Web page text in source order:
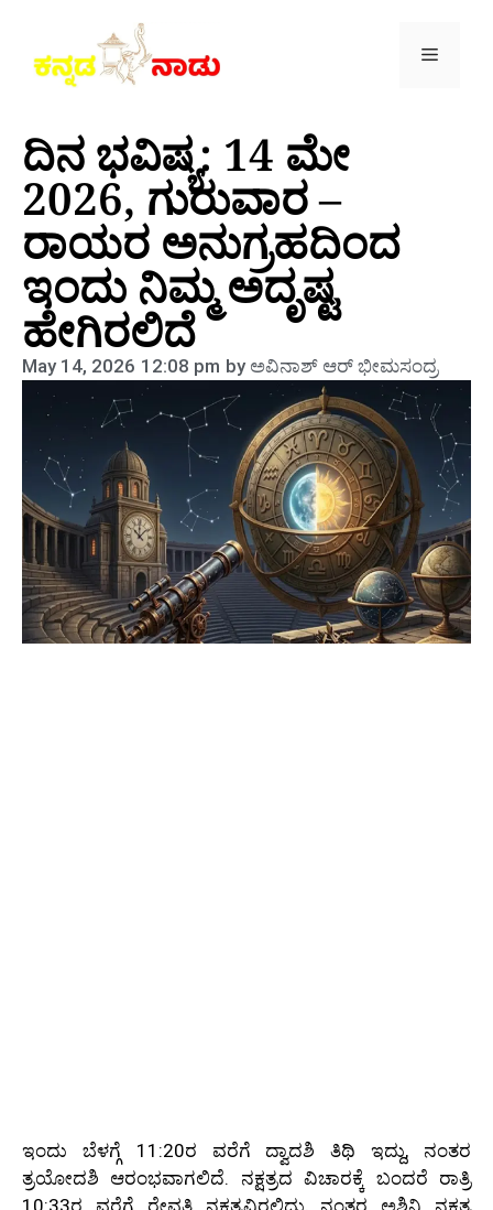
ದಿನ ಭವಿಷ್ಯ: 14 ಮೇ
2026, ಗುರುವಾರ –
ರಾಯರ ಅನುಗ್ರಹದಿಂದ
ಇಂದು ನಿಮ್ಮ ಅದೃಷ್ಟ
ಹೇಗಿರಲಿದೆ
May 14, 2026 12:08 pm byಅವಿನಾಶ್‌ ಆರ್‌ ಭೀಮಸಂದ್ರ
ಇಂದು ಬೆಳಗ್ಗೆ 11:20ರ ವರೆಗೆ ದ್ವಾದಶಿ ತಿಥಿ ಇದ್ದು, ನಂತರ
ತ್ರಯೋದಶಿ ಆರಂಭವಾಗಲಿದೆ. ನಕ್ಷತ್ರದ ವಿಚಾರಕ್ಕೆ ಬಂದರೆ ರಾತ್ರಿ